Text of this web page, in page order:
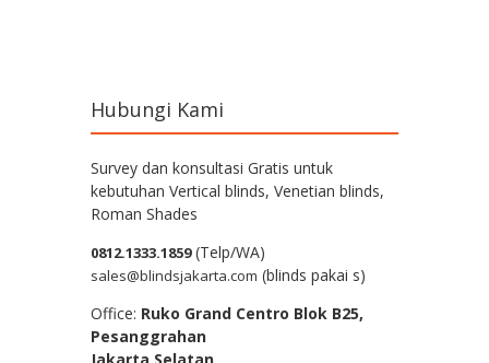
Hubungi Kami
Survey dan konsultasi Gratis untuk
kebutuhan Vertical blinds, Venetian blinds,
Roman Shades
0812.1333.1859 (Telp/WA)
sales@blindsjakarta.com (blinds pakai s)
Office: Ruko Grand Centro Blok B25,
Pesanggrahan